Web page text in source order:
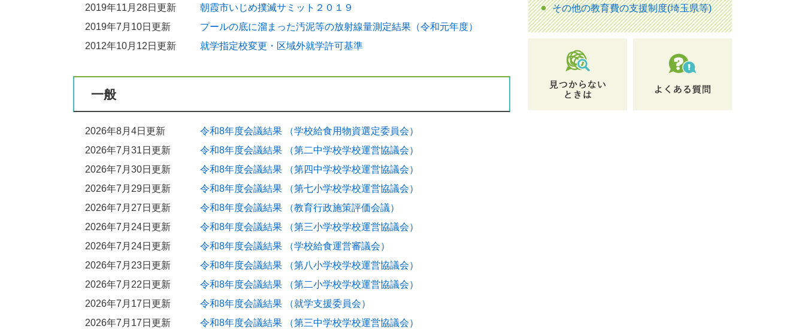
2019年11月28日更新
朝霞市いじめ撲滅サミット２０１９
2019年7月10日更新
プールの底に溜まった汚泥等の放射線量測定結果（令和元年度）
2012年10月12日更新
就学指定校変更・区域外就学許可基準
一般
2026年8月4日更新
令和8年度会議結果 （学校給食用物資選定委員会）
2026年7月31日更新
令和8年度会議結果 （第二中学校学校運営協議会）
2026年7月30日更新
令和8年度会議結果 （第四中学校学校運営協議会）
2026年7月29日更新
令和8年度会議結果 （第七小学校学校運営協議会）
2026年7月27日更新
令和8年度会議結果 （教育行政施策評価会議）
2026年7月24日更新
令和8年度会議結果 （第三小学校学校運営協議会）
2026年7月24日更新
令和8年度会議結果 （学校給食運営審議会）
2026年7月23日更新
令和8年度会議結果 （第八小学校学校運営協議会）
2026年7月22日更新
令和8年度会議結果 （第二小学校学校運営協議会）
2026年7月17日更新
令和8年度会議結果 （就学支援委員会）
2026年7月17日更新
令和8年度会議結果 （第三中学校学校運営協議会）
その他の教育費の支援制度(埼玉県等)